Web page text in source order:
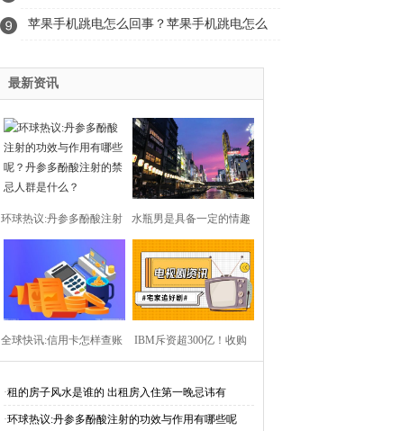
苹果手机跳电怎么回事？苹果手机跳电怎么
最新资讯
环球热议:丹参多酚酸注射
的功效与作用有哪些呢？
丹参多酚酸注射的禁忌人
群是什么？
水瓶男是具备一定的情趣
会玩浪漫的 倾力满足女
孩？
全球快讯:信用卡怎样查账
卡消费记录？
IBM斥资超300亿！收购
球视讯
·租的房子风水是谁的 出租房入住第一晚忌讳有
·环球热议:丹参多酚酸注射的功效与作用有哪些呢